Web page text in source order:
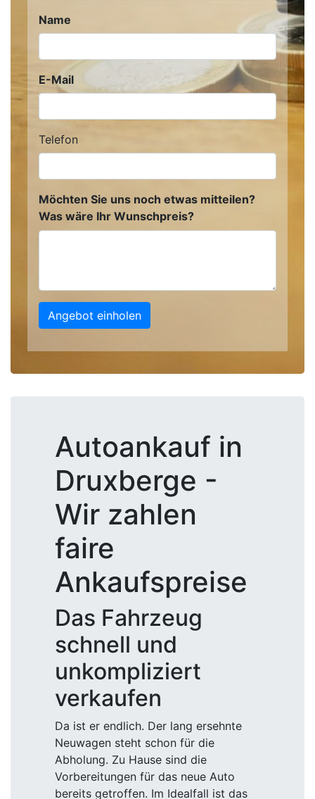
Name
E-Mail
Telefon
Möchten Sie uns noch etwas mitteilen?
Was wäre Ihr Wunschpreis?
Angebot einholen
Autoankauf in
Druxberge -
Wir zahlen
faire
Ankaufspreise
Das Fahrzeug
schnell und
unkompliziert
verkaufen
Da ist er endlich. Der lang ersehnte
Neuwagen steht schon für die
Abholung. Zu Hause sind die
Vorbereitungen für das neue Auto
bereits getroffen. Im Idealfall ist das